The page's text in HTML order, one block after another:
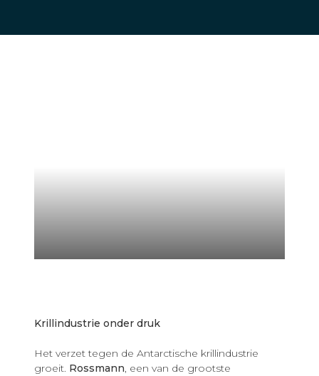
Krillindustrie onder druk
Het verzet tegen de Antarctische krillindustrie
groeit. Rossmann, een van de grootste